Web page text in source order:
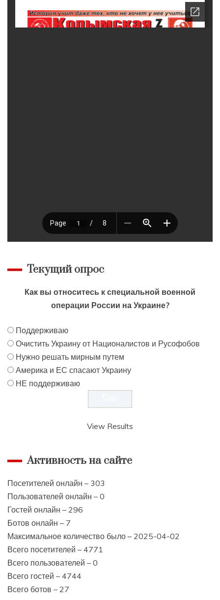
Текущий опрос
Как вы относитесь к специальной военной
операции России на Украине?
Поддерживаю
Очистить Украину от Националистов и Русофобов
Нужно решать мирным путем
Америка и ЕС спасают Украину
НЕ поддерживаю
View Results
Активность на сайте
Посетителей онлайн – 303
Пользователей онлайн – 0
Гостей онлайн – 296
Ботов онлайн – 7
Максимальное количество было – 2025-04-02
Всего посетителей – 4771
Всего пользователей – 0
Всего гостей – 4744
Всего ботов – 27